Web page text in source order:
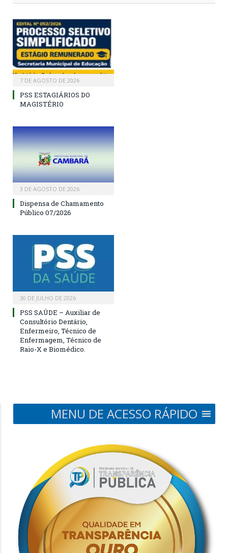
7 DE AGOSTO DE 2026
PSS ESTAGIÁRIOS DO
MAGISTÉRIO
3 DE AGOSTO DE 2026
Dispensa de Chamamento
Público 07/2026
30 DE JULHO DE 2026
PSS SAÚDE – Auxiliar de
Consultório Dentário,
Enfermeiro, Técnico de
Enfermagem, Técnico de
Raio-X e Biomédico.
MENU DE ACESSO RÁPIDO